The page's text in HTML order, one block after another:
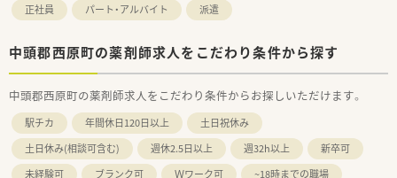
正社員 パート・アルバイト 派遣
中頭郡西原町の薬剤師求人をこだわり条件から探す
中頭郡西原町の薬剤師求人をこだわり条件からお探しいただけます。
駅チカ 年間休日120日以上
土日祝休み
土日休み(相談可含む)
週休2.5日以上 週32h以上
新卒可
未経験可
ブランク可 Ｗワーク可
~18時までの職場